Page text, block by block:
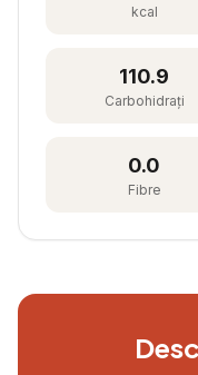
kcal
110.9
Carbohidrați
0.0
Fibre